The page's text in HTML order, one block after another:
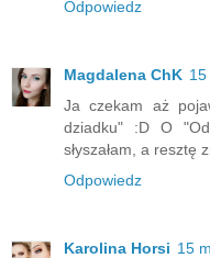
Odpowiedz
Magdalena ChK
Ja czekam aż
dziadku" :D O
słyszałam, a resztę
Odpowiedz
Karolina Horsi 15